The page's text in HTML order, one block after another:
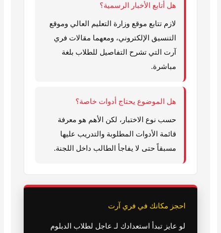
هل أتابع الأخبار الرسمية؟
لازم تتابع موقع وزارة التعليم العالي وموقع
التنسيق الإلكتروني، ومعهما مقالات فري
آرت التي تشرح التفاصيل للطلاب بلغة
مباشرة.
هل الموضوع يحتاج أدوات خاصة؟
حسب نوع الاختبار، لكن الأهم هو معرفة
قائمة الأدوات المطلوبة والتدريب عليها
مسبقاً حتى لا يفاجأ الطالب داخل اللجنة.
احجز مكانك في فري آرت
لو عايز تبدأ استعدادك لـ عاجل لطلاب الدبلوم